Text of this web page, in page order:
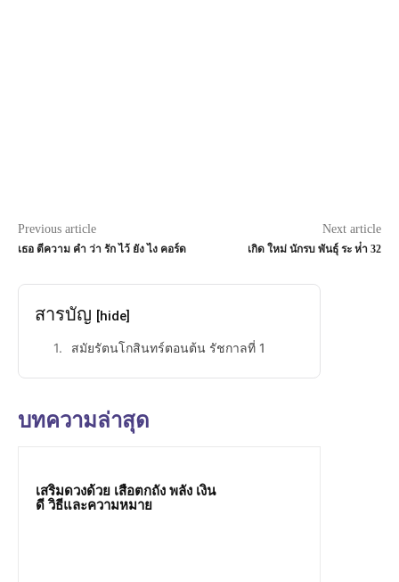
Previous article
เธอ ตีความ คํา ว่า รัก ไว้ ยัง ไง คอร์ด
Next article
เกิด ใหม่ นักรบ พันธุ์ ระ ห่ํา 32
สารบัญ [hide]
สมัยรัตนโกสินทร์ตอนต้น รัชกาลที่ 1
บทความล่าสุด
เสริมดวงด้วย เสือตกถัง พลัง เงิน
ดี วิธีและความหมาย